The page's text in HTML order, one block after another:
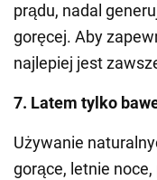
prądu, nadal
goręcej. Aby
najlepiej jest
7. Latem tylko
Używanie
gorące, letnie